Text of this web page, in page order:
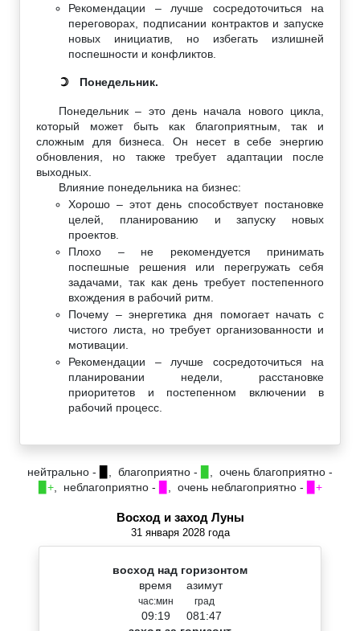
Рекомендации – лучше сосредоточиться на
переговорах, подписании контрактов и запуске
новых инициатив, но избегать излишней
поспешности и конфликтов.
☽ Понедельник.
Понедельник – это день начала нового цикла,
который может быть как благоприятным, так и
сложным для бизнеса. Он несет в себе энергию
обновления, но также требует адаптации после
выходных.
Влияние понедельника на бизнес:
Хорошо – этот день способствует постановке
целей, планированию и запуску новых
проектов.
Плохо – не рекомендуется принимать
поспешные решения или перегружать себя
задачами, так как день требует постепенного
вхождения в рабочий ритм.
Почему – энергетика дня помогает начать с
чистого листа, но требует организованности и
мотивации.
Рекомендации – лучше сосредоточиться на
планировании недели, расстановке
приоритетов и постепенном включении в
рабочий процесс.
нейтрально - , благоприятно -
, очень благоприятно -
▉+, неблагоприятно - , очень неблагоприятно - ▉+
Восход и заход Луны
31 января 2028 года
восход над горизонтом
время
час:мин
09:19
азимут
град
081:47